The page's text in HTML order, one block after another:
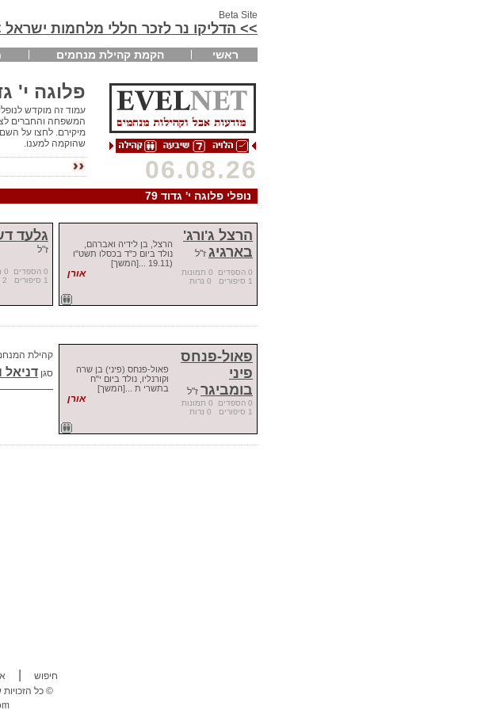
Beta Site
>> הדליקו נר לזכר חללי מלחמות ישראל
ראשי הקמת קהילת מנחמים
פלוגה י'
עמוד זה מוקדש לנופלי
המשפחה והחברים
מיקירם. לחצו על
שהוקמה למענו.
06.08.26
נופלי פלוגה י' גדוד 79
גלעד
ז"ל
0 הספדים 0 תמונות
1 סיפורים 2 נרות
הרצל ג'ורג'
בארגיג ז"ל
הרצל, בן לידיה ואברהם,
נולד ביום כ"ד בכסלו תשט"ו
(19.11 ...[המשך]
אורן
0 הספדים 0 תמונות
1 סיפורים 0 נרות
קהילת
סגן דניאל
פאול-פנחס
פיני
בומביגר ז"ל
פאול-פנחס (פיני) בן שרה
וקורנליו, נולד ביום י"ח
בתשרי ת ...[המשך]
אורן
0 הספדים 0 תמונות
1 סיפורים 0 נרות
חיפוש
כל הזכויות שמורות לנתיבי אינטרנט לישראל בע"מ ©